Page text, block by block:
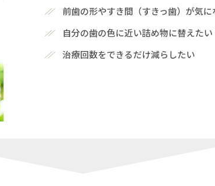
前歯の形やすき間（すきっ歯）が気に
自分の歯の色に近い詰め物に替えたい
治療回数をできるだけ減らしたい